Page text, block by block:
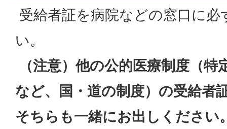
受給者証を病院などの窓口に
い。
（注意）他の公的医療制度（特
など、国・道の制度）の受給者
そちらも一緒にお出しください